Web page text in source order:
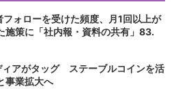
ォローを受けた頻度、月1回以上が
策に「社内報・資料の共有」83.
ィアがタッグ ステーブルコインを活
事業拡大へ